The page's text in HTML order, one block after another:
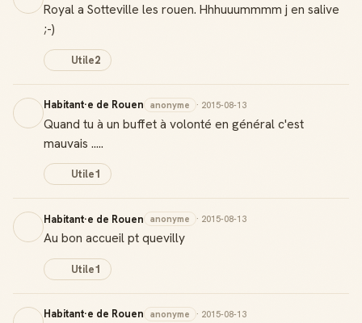
Royal a Sotteville les rouen. Hhhuuummmm j en salive
;-)
Utile2
Habitant·e de Rouen anonyme · 2015-08-13
Quand tu à un buffet à volonté en général c'est
mauvais .....
Utile1
Habitant·e de Rouen anonyme · 2015-08-13
Au bon accueil pt quevilly
Utile1
Habitant·e de Rouen anonyme · 2015-08-13